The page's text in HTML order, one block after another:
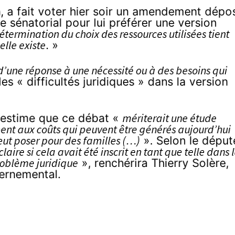
a fait voter hier soir un amendement
sénatorial pour lui préférer une version
du choix des ressources utilisées tient
existe. »
réponse à une nécessité ou à des besoins qui
« difficultés juridiques » dans la version
que ce débat « mériterait une étude
aux coûts qui peuvent être générés aujourd’hui
poser pour des familles (…) ». Selon le
si cela avait été inscrit en tant que telle dans
juridique », renchérira Thierry Solère,